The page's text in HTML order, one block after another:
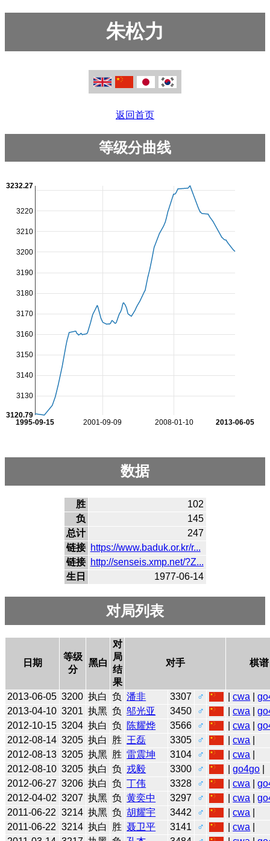
朱松力
返回首页
等级分曲线
2001-09-09 2008-01-10
1995-09-15 2013-06-05
3130
3140
3150
3160
3170
3180
3190
3200
3210
3220
3120.79
3232.27
数据
胜
102
负
145
总计
247
链接 https://www.baduk.or.kr/r...
链接 http://senseis.xmp.net/?Z...
生日
1977-06-14
对局列表
日期
等级
分
黑白
对
局
结
果
对手 棋谱
2013-06-05 3200 执白 负 潘非 3307 ♂ |cwa |
2013-04-10 3201 执黑 负 邬光亚 3450 ♂ |cwa |
2012-10-15 3204 执白 负 陈耀烨 3566 ♂ |cwa |
2012-08-14 3205 执白 胜 王磊 3305 ♂ |cwa
2012-08-13 3205 执黑 胜 雷震坤 3104 ♂ |cwa
2012-08-10 3205 执白 负 戎毅 3300 ♂ |go4go
2012-06-27 3206 执白 负 丁伟 3328 ♂ |cwa |
2012-04-02 3207 执黑 负 黄奕中 3297 ♂ |cwa |
2011-06-22 3214 执黑 负 胡耀宇 3442 ♂ |cwa
2011-06-22 3214 执白 胜 聂卫平 3141 ♂ |cwa